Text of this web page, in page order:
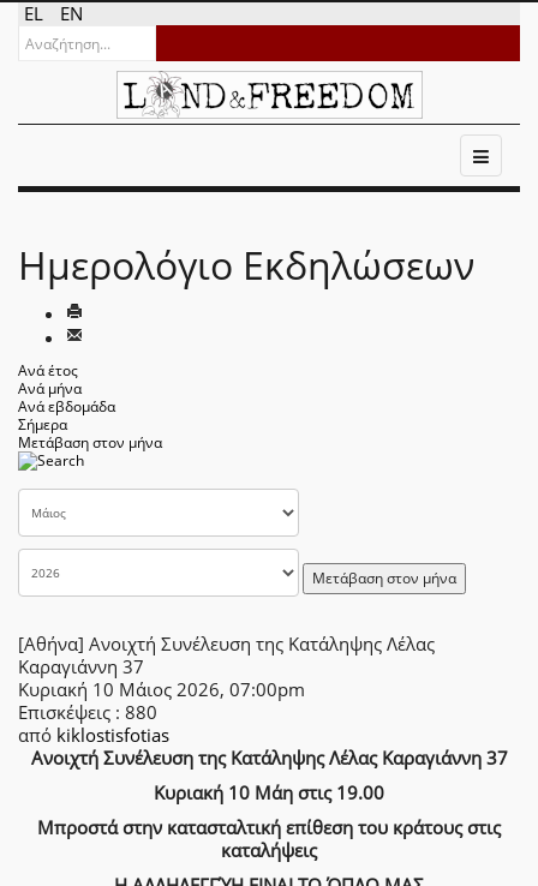
EL EN
Ημερολόγιο Εκδηλώσεων
Ανά έτος
Ανά μήνα
Ανά εβδομάδα
Σήμερα
Μετάβαση στον μήνα
Μετάβαση στον μήνα
[Αθήνα] Ανοιχτή Συνέλευση της Κατάληψης Λέλας
Καραγιάννη 37
Κυριακή 10 Μάιος 2026, 07:00pm
Επισκέψεις : 880
από kiklostisfotias
Ανοιχτή Συνέλευση της Κατάληψης Λέλας Καραγιάννη 37
Κυριακή 10 Μάη στις 19.00
Μπροστά στην κατασταλτική επίθεση του κράτους στις
καταλήψεις